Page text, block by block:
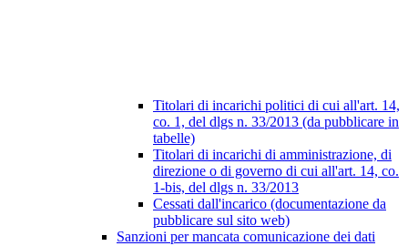
Titolari di incarichi politici di cui all'art. 14,
co. 1, del dlgs n. 33/2013 (da pubblicare in
tabelle)
Titolari di incarichi di amministrazione, di
direzione o di governo di cui all'art. 14, co.
1-bis, del dlgs n. 33/2013
Cessati dall'incarico (documentazione da
pubblicare sul sito web)
Sanzioni per mancata comunicazione dei dati